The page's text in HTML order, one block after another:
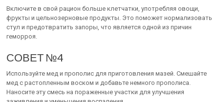
Включите в свой рацион больше клетчатки, употребляя овощи,
фрукты и цельнозерновые продукты. Это поможет нормализовать
стул и предотвратить запоры, что является одной из причин
геморроя.
СОВЕТ №4
Используйте мед и прополис для приготовления мазей. Смешайте
мед с растопленным воском и добавьте немного прополиса.
Наносите эту смесь на пораженные участки для улучшения